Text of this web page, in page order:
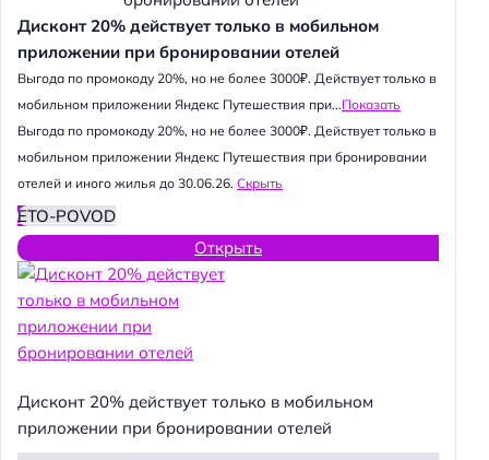
Дисконт 20% действует только в мобильном
приложении при бронировании отелей
Выгода по промокоду 20%, но не более 3000₽. Действует только в
мобильном приложении Яндекс Путешествия при...Показать
Выгода по промокоду 20%, но не более 3000₽. Действует только в
мобильном приложении Яндекс Путешествия при бронировании
отелей и иного жилья до 30.06.26. Скрыть
ETO-POVOD
Открыть
Дисконт 20% действует только в мобильном
приложении при бронировании отелей